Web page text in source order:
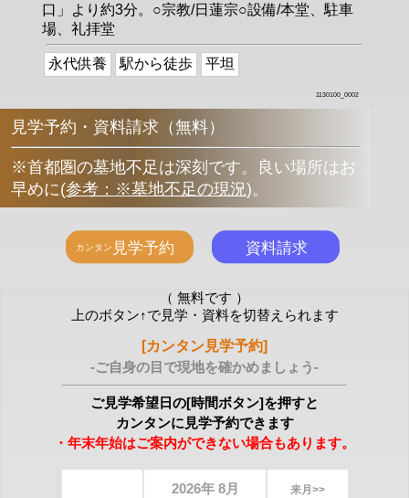
口」より約3分。○宗教/日蓮宗○設備/本堂、駐車
場、礼拝堂
永代供養 駅から徒歩 平坦
1130100_0002
見学予約・資料請求（無料）
※首都圏の墓地不足は深刻です。良い場所はお
早めに(参考：※墓地不足の現況)。
（ 無料です ）
上のボタン↑で見学・資料を切替えられます
[カンタン見学予約]
-ご自身の目で現地を確かめましょう-
ご見学希望日の[時間ボタン]を押すと
カンタンに見学予約できます
・年末年始はご案内ができない場合もあります。
2026年 8月 来月>>